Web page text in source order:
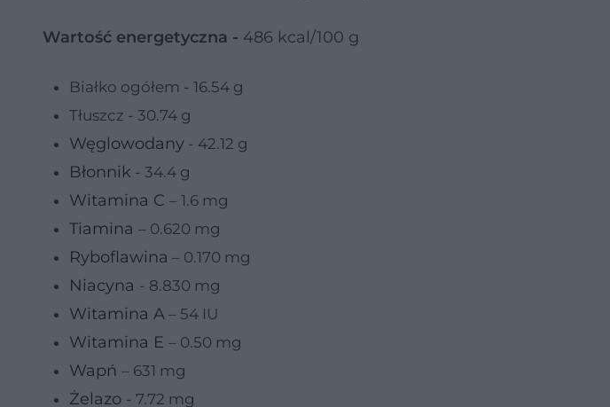
Wartość energetyczna - 486 kcal/100 g
Białko ogółem - 16.54 g
Tłuszcz - 30.74 g
Węglowodany - 42.12 g
Błonnik - 34.4 g
Witamina C – 1.6 mg
Tiamina – 0.620 mg
Ryboflawina – 0.170 mg
Niacyna - 8.830 mg
Witamina A – 54 IU
Witamina E – 0.50 mg
Wapń – 631 mg
Żelazo - 7.72 mg